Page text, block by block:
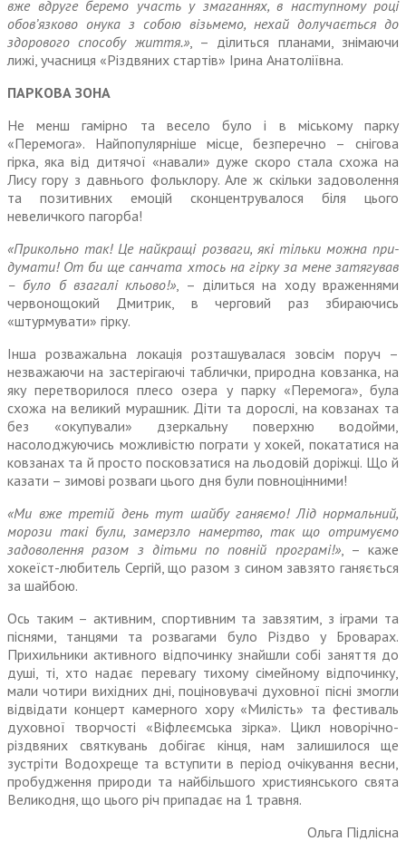
вже вдруге беремо участь у змаганнях, в наступному році
обов’язково онука з собою візьмемо, нехай долучається до
здорового способу життя.», – ділиться планами, знімаючи
лижі, учасниця «Різдвяних стартів» Ірина Анатоліївна.
ПАРКОВА ЗОНА
Не менш гамірно та весело було і в міському парку
«Перемога». Найпопулярніше місце, безпере­чно – снігова
гірка, яка від дитячої «навали» дуже скоро стала схожа на
Лису гору з давнього фольклору. Але ж скільки задо­волення
та позитивних емоцій сконцентрувалося біля цього
невеличкого пагорба!
«Прикольно так! Це найкращі розваги, які тільки можна при­
думати! От би ще санчата хтось на гірку за мене затягував
– було б взагалі кльово!», – ділиться на ходу враженнями
червонощокий Дми­трик, в черговий раз збираючись
«штурмувати» гірку.
Інша розважальна локація роз­ташувалася зовсім поруч –
незва­жаючи на застерігаючі таблички, природна ковзанка, на
яку пере­творилося плесо озера у парку «Перемога», була
схожа на вели­кий мурашник. Діти та дорослі, на ковзанах та
без «окупували» дзеркальну поверхню водойми,
насолоджуючись можливістю пограти у хокей, покататися на
ковзанах та й просто посковза­тися на льодовій доріжці. Що й
казати – зимові розваги цього дня були повноцінними!
«Ми вже третій день тут шайбу ганяємо! Лід нормальний,
морози такі були, замерзло намертво, так що отримуємо
задоволення разом з дітьми по повній програмі!», – каже
хокеїст-любитель Сергій, що разом з сином завзято ганяється
за шайбою.
Ось таким – активним, спортив­ним та завзятим, з іграми та
піс­нями, танцями та розвагами було Різдво у Броварах.
Прихильники активного відпочинку знайшли собі заняття до
душі, ті, хто надає перевагу тихому сімейному від­починку,
мали чотири вихідних дні, поціновувачі духовної пісні змогли
відвідати концерт камер­ного хору «Милість» та фестиваль
духовної творчості «Віфлеємська зірка». Цикл новорічно-
різдвяних святкувань добігає кінця, нам залишилося ще
зустріти Водо­хреще та вступити в період очікування весни,
пробудження природи та найбільшого хрис­тиянського свята
Великодня, що цього річ припадає на 1 травня.
Ольга Підлісна